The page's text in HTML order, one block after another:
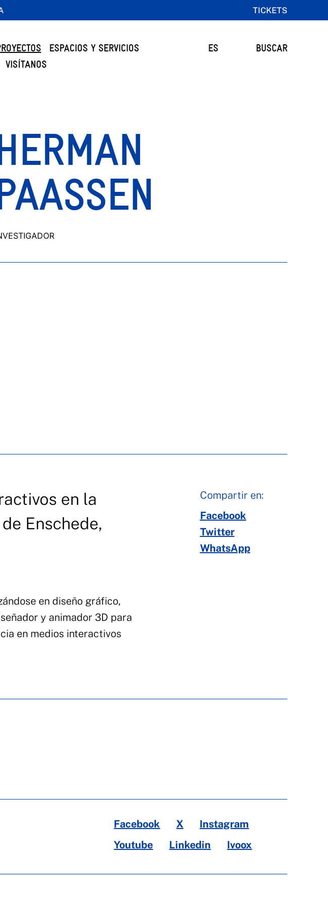
TICKETS
ESPACIOS Y SERVICIOS
VISÍTANOS
ES BUSCAR
en la
Enschede,
en diseño gráfico,
y animador 3D para
en medios interactivos
Compartir en:
Facebook
Twitter
WhatsApp
Facebook X
Instagram
Youtube
Linkedin Ivoox